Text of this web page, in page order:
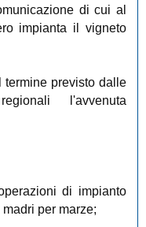
di cui al
impianta il vigneto
termine previsto dalle
l'avvenuta
di impianto
per marze;